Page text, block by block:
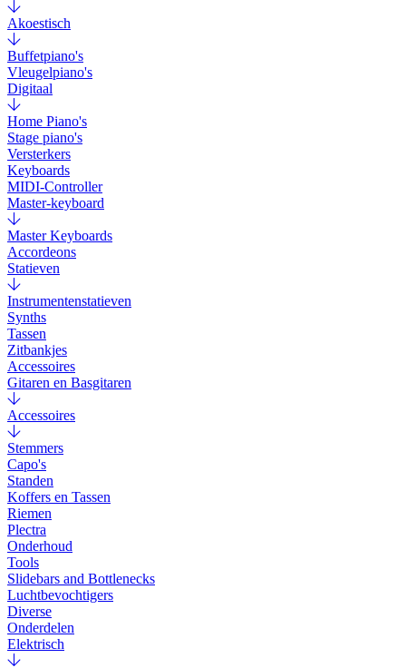
Akoestisch
Buffetpiano's
Vleugelpiano's
Digitaal
Home Piano's
Stage piano's
Versterkers
Keyboards
MIDI-Controller
Master-keyboard
Master Keyboards
Accordeons
Statieven
Instrumentenstatieven
Synths
Tassen
Zitbankjes
Accessoires
Gitaren en Basgitaren
Accessoires
Stemmers
Capo's
Standen
Koffers en Tassen
Riemen
Plectra
Onderhoud
Tools
Slidebars and Bottlenecks
Luchtbevochtigers
Diverse
Onderdelen
Elektrisch